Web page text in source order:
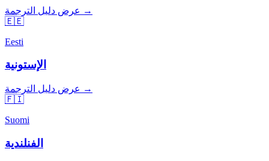
عرض دليل الترجمة →
🇪🇪
Eesti
الإستونية
عرض دليل الترجمة →
🇫🇮
Suomi
الفنلندية